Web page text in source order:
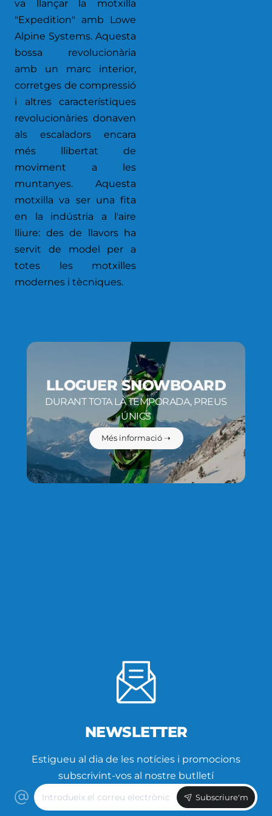
va llançar la motxilla
"Expedition" amb Lowe
Alpine Systems. Aquesta
bossa revolucionària
amb un marc interior,
corretges de compressió
i altres característiques
revolucionàries donaven
als escaladors encara
més llibertat de
moviment a les
muntanyes. Aquesta
motxilla va ser una fita
en la indústria a l'aire
lliure: des de llavors ha
servit de model per a
totes les motxilles
modernes i tècniques.
LLOGUER SNOWBOARD
DURANT TOTA LA TEMPORADA, PREUS
ÚNICS
Més informació ➝
NEWSLETTER
Estigueu al dia de les notícies i promocions
subscrivint-vos al nostre butlletí
Introdueix
el
correu
Subscriure'm